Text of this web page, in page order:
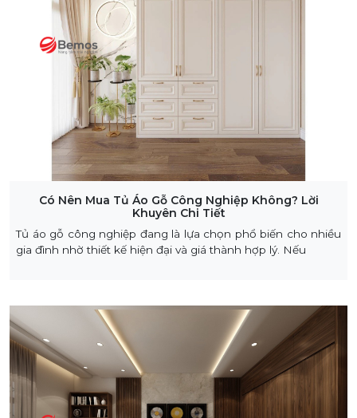
Có Nên Mua Tủ Áo Gỗ Công Nghiệp Không? Lời
Khuyên Chi Tiết
Tủ áo gỗ công nghiệp đang là lựa chọn phổ biến cho nhiều
gia đình nhờ thiết kế hiện đại và giá thành hợp lý. Nếu